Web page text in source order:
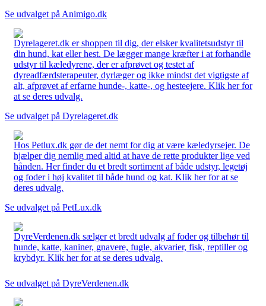
Se udvalget på Animigo.dk
Dyrelageret.dk er shoppen til dig, der elsker kvalitetsudstyr til
din hund, kat eller hest. De lægger mange kræfter i at forhandle
udstyr til kæledyrene, der er afprøvet og testet af
dyreadfærdsterapeuter, dyrlæger og ikke mindst det vigtigste af
alt, afprøvet af erfarne hunde-, katte-, og hesteejere. Klik her for
at se deres udvalg.
Se udvalget på Dyrelageret.dk
Hos Petlux.dk gør de det nemt for dig at være kæledyrsejer. De
hjælper dig nemlig med altid at have de rette produkter lige ved
hånden. Her finder du et bredt sortiment af både udstyr, legetøj
og foder i høj kvalitet til både hund og kat. Klik her for at se
deres udvalg.
Se udvalget på PetLux.dk
DyreVerdenen.dk sælger et bredt udvalg af foder og tilbehør til
hunde, katte, kaniner, gnavere, fugle, akvarier, fisk, reptiller og
krybdyr. Klik her for at se deres udvalg.
Se udvalget på DyreVerdenen.dk